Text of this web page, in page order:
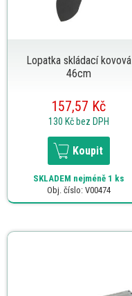
Lopatka skládací kovová
46cm
157,57 Kč
130 Kč bez DPH
Koupit
SKLADEM nejméně 1 ks
Obj. číslo: V00474